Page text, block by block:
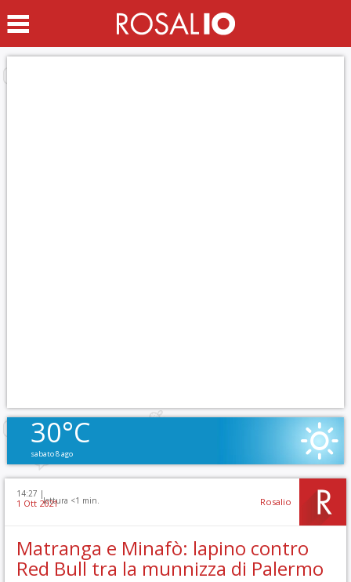
30°C
sabato 8 ago
14:27 |
lettura <1 min.
1 Ott 2021 Rosalio
Matranga e Minafò: lapino contro
Red Bull tra la munnizza di Palermo